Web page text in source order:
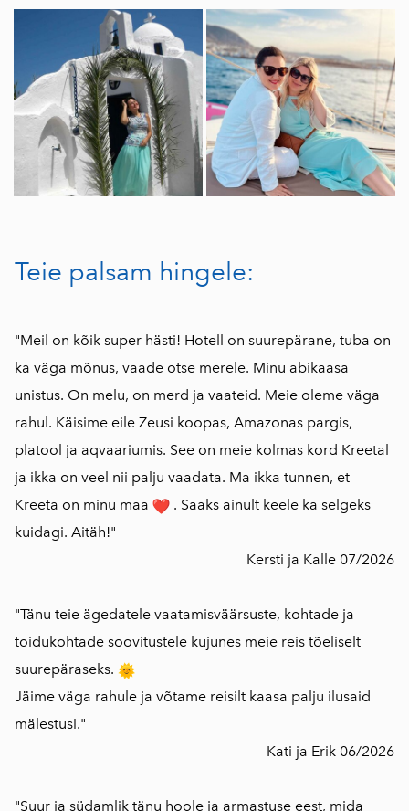
Teie palsam hingele:
"Meil on kõik super hästi! Hotell on suurepärane, tuba on
ka väga mõnus, vaade otse merele. Minu abikaasa
unistus. On melu, on merd ja vaateid. Meie oleme väga
rahul. Käisime eile Zeusi koopas, Amazonas pargis,
platool ja aqvaariumis. See on meie kolmas kord Kreetal
ja ikka on veel nii palju vaadata. Ma ikka tunnen, et
Kreeta on minu maa
. Saaks ainult keele ka selgeks
kuidagi. Aitäh!"
Kersti ja Kalle 07/2026
"Tänu teie ägedatele vaatamisväärsuste, kohtade ja
toidukohtade soovitustele kujunes meie reis tõeliselt
suurepäraseks.
Jäime väga rahule ja võtame reisilt kaasa palju ilusaid
mälestusi."
Kati ja Erik 06/2026
"Suur ja südamlik tänu hoole ja armastuse eest, mida